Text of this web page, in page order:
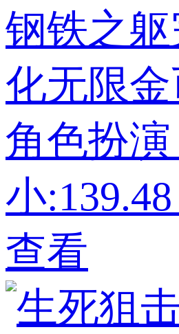
钢铁之躯
化无限金
角色扮演
小
查看